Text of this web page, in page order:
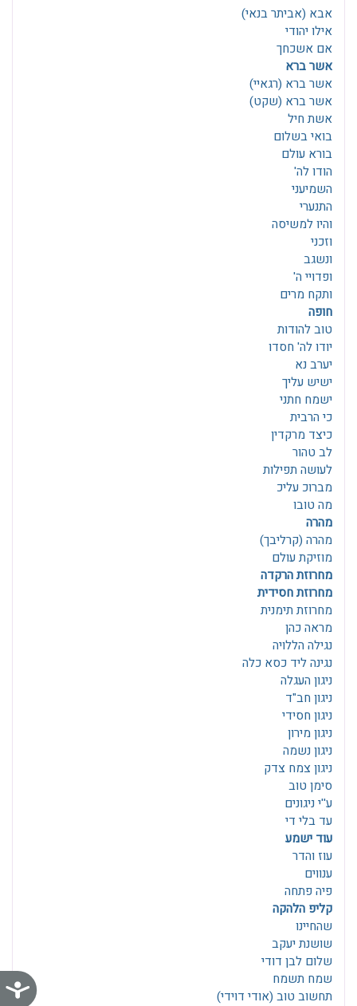
אבא (אביתר בנאי)
אילו יהודי
אם אשכחך
אשר ברא
אשר ברא (רגאיי)
אשר ברא (שקט)
אשת חיל
בואי בשלום
בורא עולם
הודו לה'
השמיעני
התנערי
והיו למשיסה
וזכני
ונשגב
ופדויי ה'
ותקח מרים
חופה
טוב להודות
יודו לה' חסדו
יערב נא
ישיש עליך
ישמח חתני
כי הרבית
כיצד מרקדין
לב טהור
לעושה תפילות
מברוכ עליכ
מה טובו
מהרה
מהרה (קרליבך)
מוזיקת עולם
מחרוזת הרקדה
מחרוזת חסידית
מחרוזת תימנית
מראה כהן
נגילה הללויה
נגינה ליד כסא כלה
ניגון העגלה
ניגון חב"ד
ניגון חסידי
ניגון מירון
ניגון נשמה
ניגון צמח צדק
סימן טוב
ע''י ניגונים
עד בלי די
עוד ישמע
עוז והדר
ענווים
פיה פתחה
קליפ הלהקה
שהחיינו
שושנת יעקב
שלום לבן דודי
שמח תשמח
תחשוב טוב (אודי דוידי)